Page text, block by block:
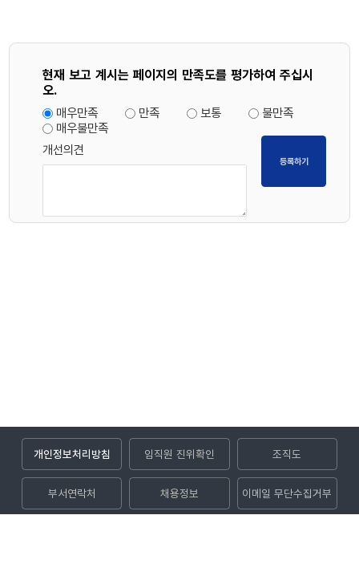
개인정보처리방침 임직원 진위확인 조직도
부서연락처 채용정보 이메일 무단수집거부